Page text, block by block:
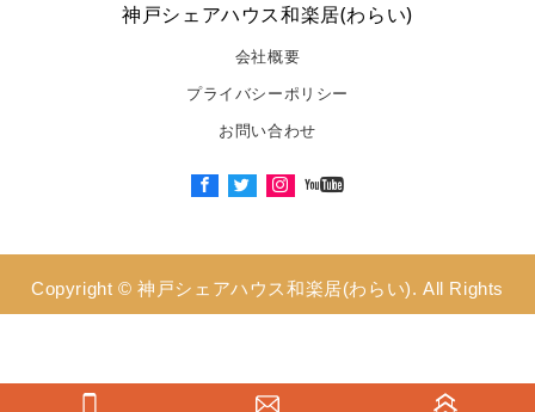
神戸シェアハウス和楽居(わらい)
会社概要
プライバシーポリシー
お問い合わせ
Copyright © 神戸シェアハウス和楽居(わらい). All Rights